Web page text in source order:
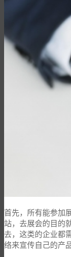
首先，所有能参加
站，去展会的目的
去，这类的企业都
络来宣传自己的产品